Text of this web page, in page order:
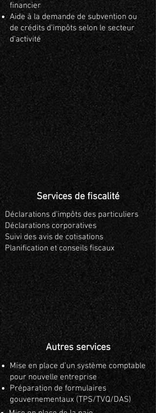
financier
Aide à la demande de subvention ou
de crédits d'impôts selon le secteur
d'activité
Services de fiscalité
Autres services
Mise en place d’un système comptable
pour nouvelle entreprise
Préparation de formulaires
gouvernementaux (TPS/TVQ/DAS)
Déclarations d'impôts des particuliers
Déclarations corporatives
Suivi des avis de cotisations
Planification et conseils fiscaux